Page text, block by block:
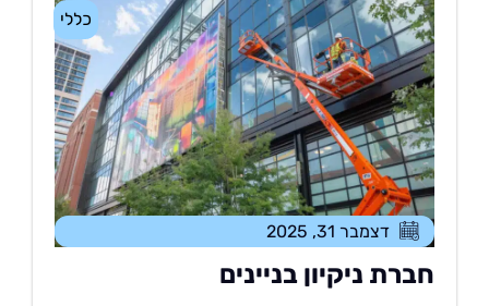
כללי
דצמבר 31, 2025
ניקיון בניינים